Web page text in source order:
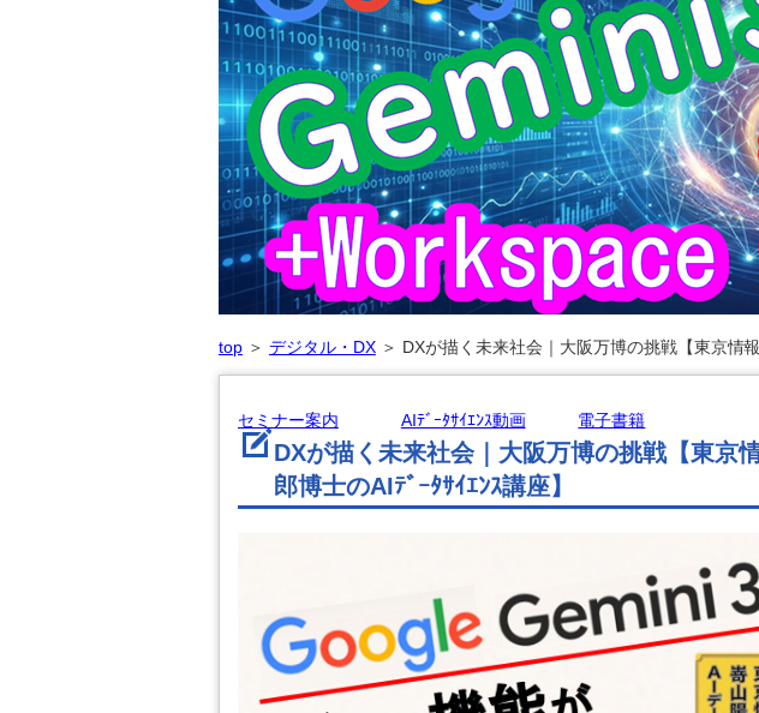
top＞ デジタル・DX＞ DXが描く未来社会｜大阪万博の挑戦【東京情
セミナー案内 AIﾃﾞｰﾀｻｲｴﾝｽ動画 電子書籍
DXが描く未来社会｜大阪万博の挑戦【東京
郎博士のAIﾃﾞｰﾀｻｲｴﾝｽ講座】